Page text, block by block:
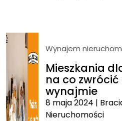
Wynajem
Mieszkania
na co
wynajmie
8 maja 2024 |
Nieruchomości